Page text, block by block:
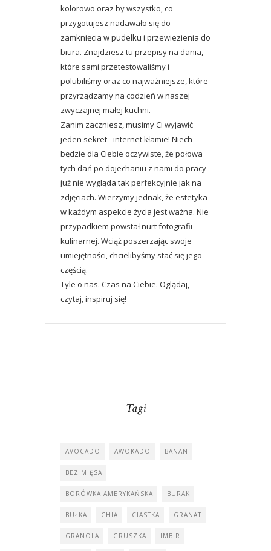
kolorowo oraz by wszystko, co
przygotujesz nadawało się do
zamknięcia w pudełku i przewiezienia do
biura. Znajdziesz tu przepisy na dania,
które sami przetestowaliśmy i
polubiliśmy oraz co najważniejsze, które
przyrządzamy na codzień w naszej
zwyczajnej małej kuchni.
Zanim zaczniesz, musimy Ci wyjawić
jeden sekret - internet kłamie! Niech
będzie dla Ciebie oczywiste, że połowa
tych dań po dojechaniu z nami do pracy
już nie wygląda tak perfekcyjnie jak na
zdjęciach. Wierzymy jednak, że estetyka
w każdym aspekcie życia jest ważna. Nie
przypadkiem powstał nurt fotografii
kulinarnej. Wciąż poszerzając swoje
umiejętności, chcielibyśmy stać się jego
częścią.
Tyle o nas. Czas na Ciebie. Oglądaj,
czytaj, inspiruj się!
Tagi
AVOCADO AWOKADO BANAN
BEZ MIĘSA
BORÓWKA AMERYKAŃSKA BURAK
BUŁKA CHIA CIASTKA GRANAT
GRANOLA GRUSZKA IMBIR